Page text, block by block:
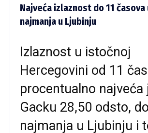
Najveća izlaznost do 11 časova
najmanja u Ljubinju
Izlaznost u istočnoj
Hercegovini od 11
procentualno najveća
Gacku 28,50 odsto,
najmanja u Ljubinju i